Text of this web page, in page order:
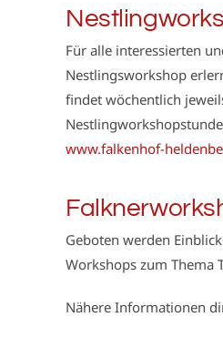
Für alle interessierten
Nestlingsworkshop
findet wöchentlich
www.falkenhof-
Geboten werden
Workshops zum Thema
Nähere Informationen